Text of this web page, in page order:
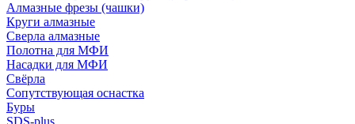
Алмазные фрезы (чашки)
Круги алмазные
Сверла алмазные
Полотна для МФИ
Насадки для МФИ
Свёрла
Сопутствующая оснастка
Буры
SDS-plus